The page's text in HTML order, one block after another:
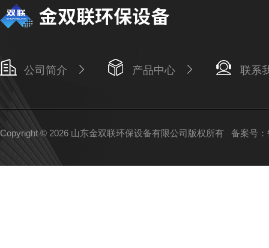
公司简介 产品中心 联系
Copyright © 2026 山东金双联环保设备有限公司版权所有 备案号